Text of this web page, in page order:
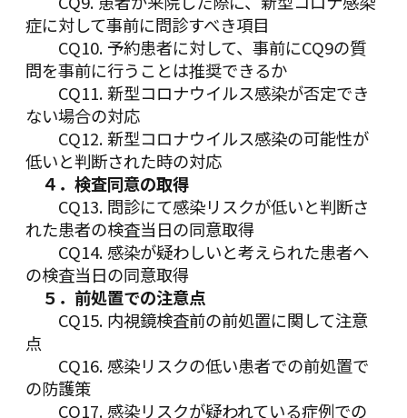
症に対して事前に問診すべき項目
CQ10. 予約患者に対して、事前にCQ9の質
問を事前に行うことは推奨できるか
CQ11. 新型コロナウイルス感染が否定でき
ない場合の対応
CQ12. 新型コロナウイルス感染の可能性が
低いと判断された時の対応
４．検査同意の取得
CQ13. 問診にて感染リスクが低いと判断さ
れた患者の検査当日の同意取得
CQ14. 感染が疑わしいと考えられた患者へ
の検査当日の同意取得
５．前処置での注意点
CQ15. 内視鏡検査前の前処置に関して注意
点
CQ16. 感染リスクの低い患者での前処置で
の防護策
CQ17. 感染リスクが疑われている症例での